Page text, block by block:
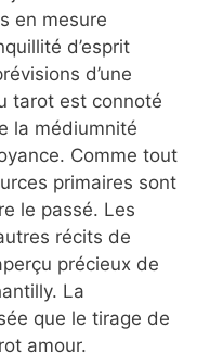
en mesure
d’esprit
d’une
tarot est connoté
la médiumnité
Comme tout
primaires sont
le passé. Les
récits de
précieux de
La
que le tirage de
amour.